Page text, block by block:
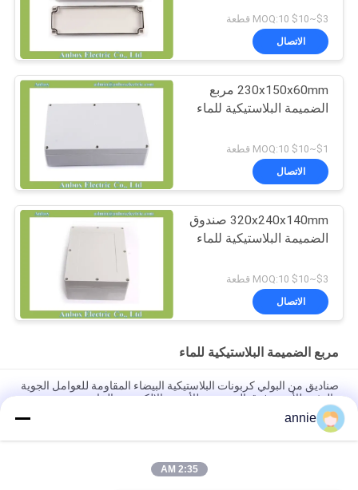
$3~$10 MOQ:10 قطعة
الاتصال
230x150x60mm مربع
الضميمة البلاستيكية للماء
$1~$10 MOQ:10 قطعة
الاتصال
320x240x140mm صندوق
الضميمة البلاستيكية للماء
$3~$10 MOQ:10 قطعة
الاتصال
مربع الضميمة البلاستيكية للماء
صناديق من البولي كربونات البلاستيكية البيضاء المقاومة للعوامل الجوية
والمثبتة للأشعة فوق البنفسجية للأجهزة الإلكترونية الخارجية
صناديق بلاستيكية بيضاء ملولبة، صناديق بلاستيكية خارجية مقاومة للماء
للكهرباء
annie
2:35 AM